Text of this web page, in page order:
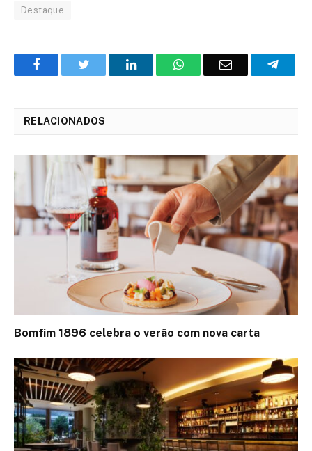
Destaque
FacebookTwitter
O
WhatsAppE-
RELACIONADOS
Bomfim 1896 celebra o verão com nova carta